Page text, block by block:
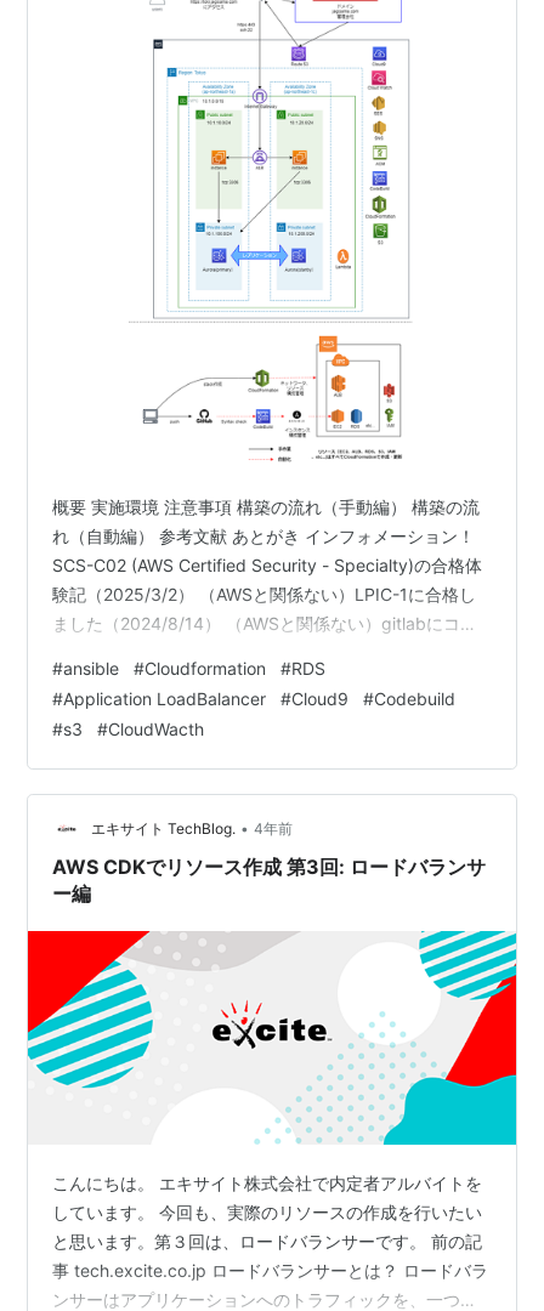
概要 実施環境 注意事項 構築の流れ（手動編） 構築の流
れ（自動編） 参考文献 あとがき インフォメーション！
SCS-C02 (AWS Certified Security - Specialty)の合格体
験記（2025/3/2） （AWSと関係ない）LPIC-1に合格し
ました（2024/8/14） （AWSと関係ない）gitlabにコマ
を作ってみる（2024/8/9） （AWSと関係ない）Java初
学者へサポートする事を考えるを書きました。
（2024/7/16） （AWSと関係ない）初心者向けPythonの
課題を考える for MacOSを…
#ansible #Cloudformation #RDS
#Application LoadBalancer #Cloud9 #Codebuild
#s3 #CloudWacth
エキサイト TechBlog. • 4年前
AWS CDKでリソース作成 第3回: ロードバランサ
ー編
こんにちは。 エキサイト株式会社で内定者アルバイトを
しています。 今回も、実際のリソースの作成を行いたい
と思います。第３回は、ロードバランサーです。 前の記
事 tech.excite.co.jp ロードバランサーとは？ ロードバラ
ンサーはアプリケーションへのトラフィックを、一つま